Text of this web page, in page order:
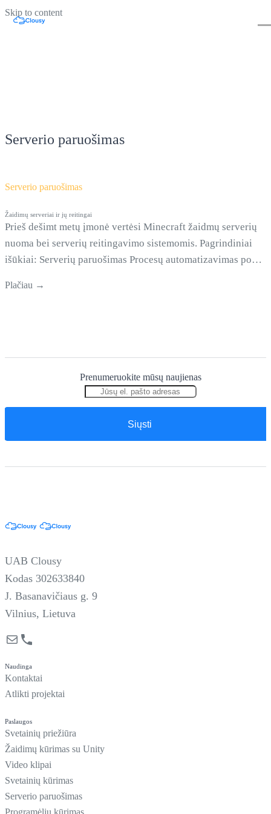
Skip to content
Serverio paruošimas
Serverio paruošimas
Žaidimų serveriai ir jų reitingai
Prieš dešimt metų įmonė vertėsi Minecraft žaidmų serverių
nuoma bei serverių reitingavimo sistemomis. Pagrindiniai
išūkiai: Serverių paruošimas Procesų automatizavimas po
Plačiau →
Prenumeruokite mūsų naujienas
UAB Clousy
Kodas 302633840
J. Basanavičiaus g. 9
Vilnius, Lietuva
MailPhone
Naudinga
Kontaktai
Atlikti projektai
Paslaugos
Svetainių priežiūra
Žaidimų kūrimas su Unity
Video klipai
Svetainių kūrimas
Serverio paruošimas
Programėlių kūrimas